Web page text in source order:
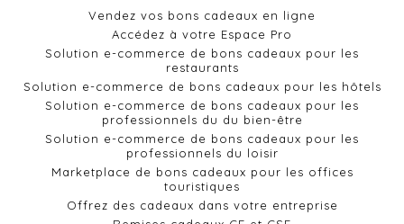
Vendez vos bons cadeaux en ligne
Accédez à votre Espace Pro
Solution e-commerce de bons cadeaux pour les
restaurants
Solution e-commerce de bons cadeaux pour les hôtels
Solution e-commerce de bons cadeaux pour les
professionnels du du bien-être
Solution e-commerce de bons cadeaux pour les
professionnels du loisir
Marketplace de bons cadeaux pour les offices
touristiques
Offrez des cadeaux dans votre entreprise